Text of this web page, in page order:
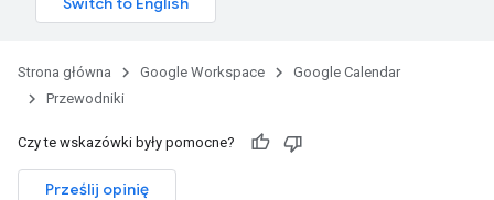
Strona główna Google Workspace
Google Calendar
Przewodniki
Czy te wskazówki były pomocne?
Prześlij opinię